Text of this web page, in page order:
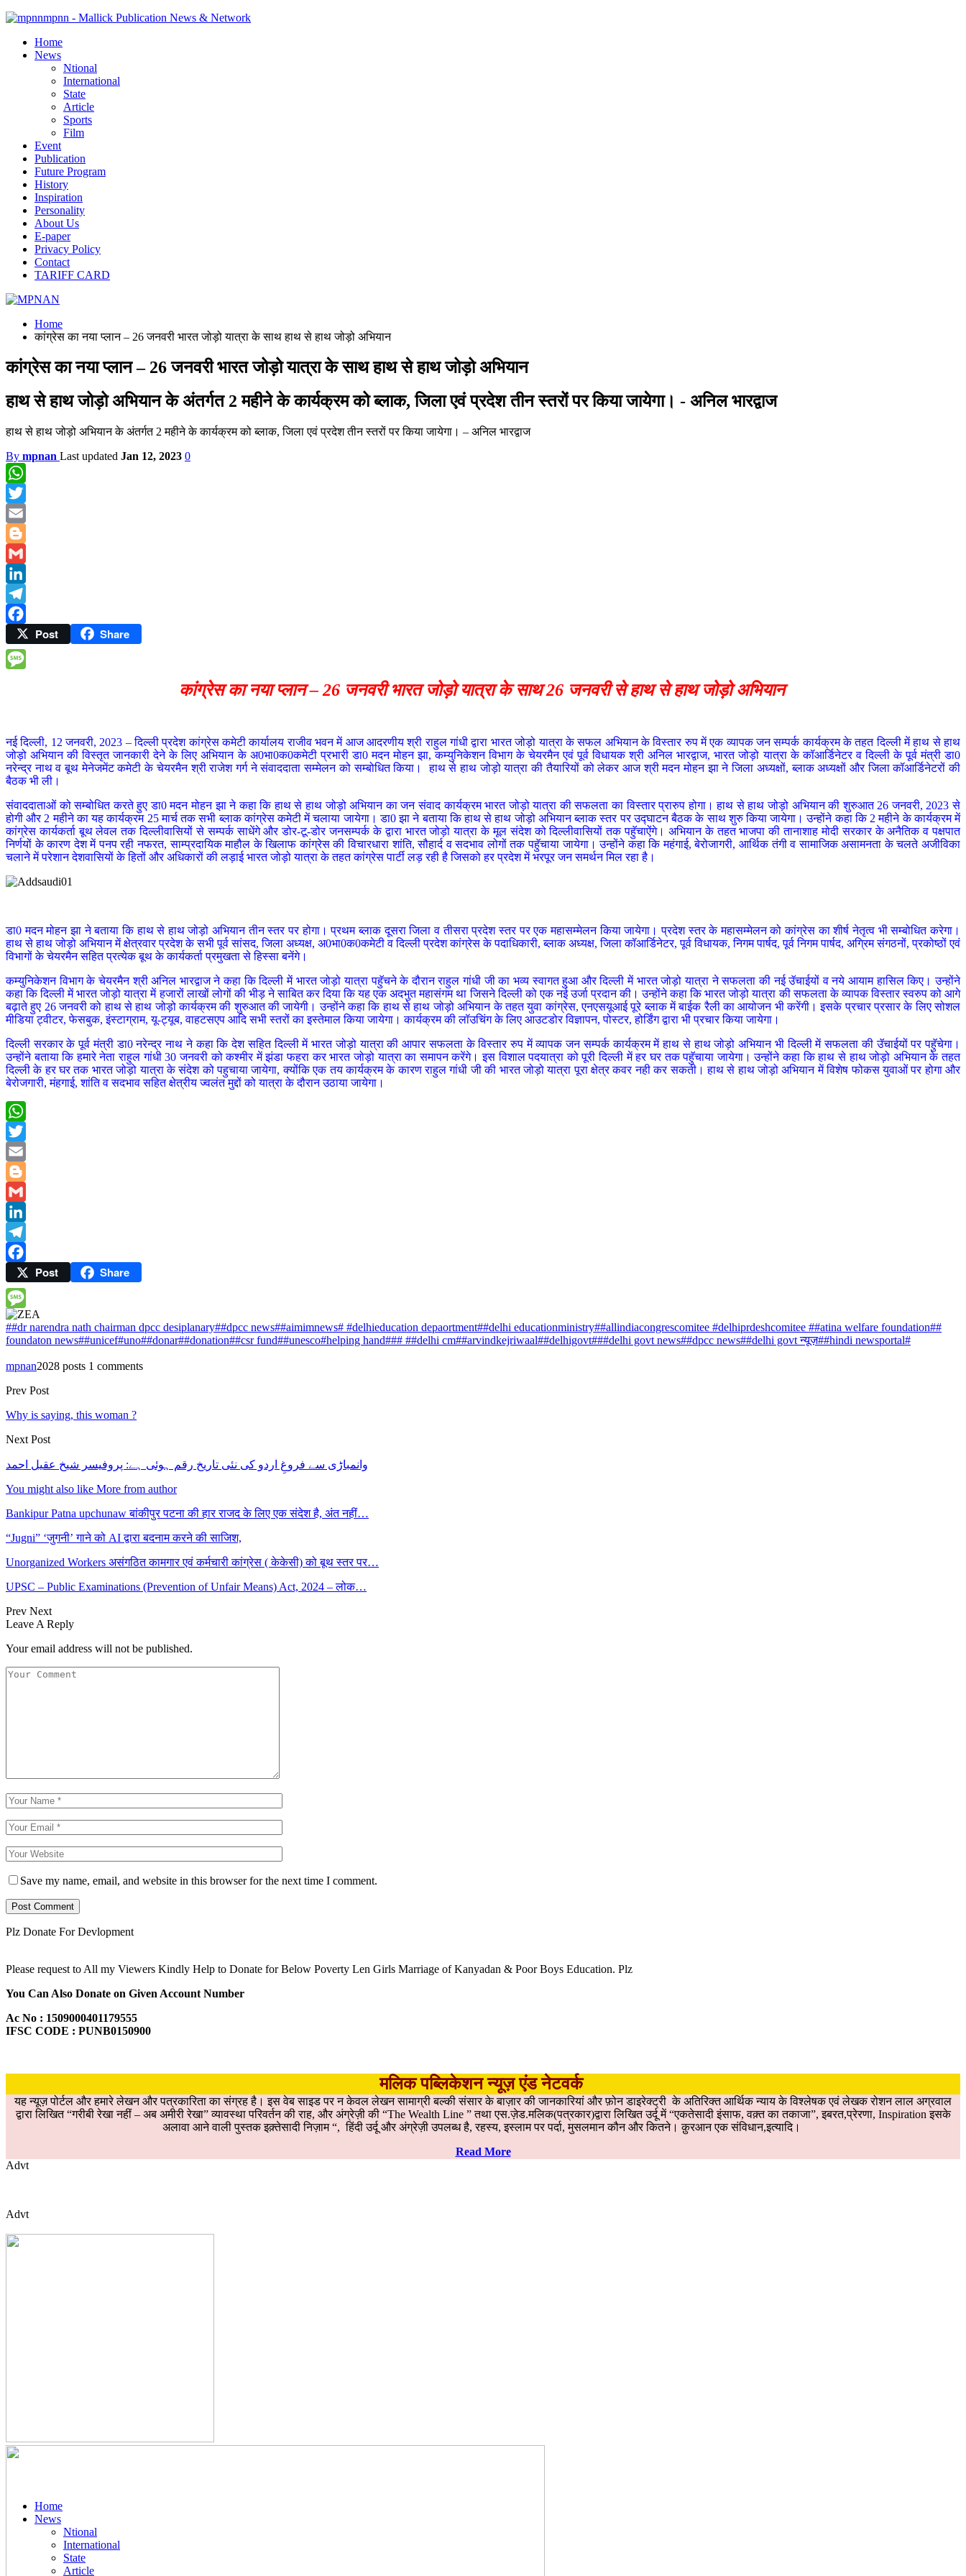
mpnn - Mallick Publication News & Network
Home
News
Ntional
International
State
Article
Sports
Film
Event
Publication
Future Program
History
Inspiration
Personality
About Us
E-paper
Privacy Policy
Contact
TARIFF CARD
Home
कांग्रेस का नया प्लान – 26 जनवरी भारत जोड़ो यात्रा के साथ हाथ से हाथ जोड़ो अभियान
कांग्रेस का नया प्लान – 26 जनवरी भारत जोड़ो यात्रा के साथ हाथ से हाथ जोड़ो अभियान
हाथ से हाथ जोड़ो अभियान के अंतर्गत 2 महीने के कार्यक्रम को ब्लाक, जिला एवं प्रदेश तीन स्तरों पर किया जायेगा। - अनिल भारद्वाज
हाथ से हाथ जोड़ो अभियान के अंतर्गत 2 महीने के कार्यक्रम को ब्लाक, जिला एवं प्रदेश तीन स्तरों पर किया जायेगा। – अनिल भारद्वाज
By mpnan Last updated Jan 12, 2023 0
WhatsApp
Twitter
Email
Blogger
Gmail
LinkedIn
Telegram
Facebook
Post Share
कांग्रेस का नया प्लान – 26 जनवरी भारत जोड़ो यात्रा के साथ26 जनवरी से हाथ से हाथ जोड़ो अभियान
नई दिल्ली, 12 जनवरी, 2023 – दिल्ली प्रदेश कांग्रेस कमेटी कार्यालय राजीव भवन में आज आदरणीय श्री राहुल गांधी द्वारा भारत जोड़ो यात्रा के सफल अभियान के विस्तार रुप में एक व्यापक जन सम्पर्क कार्यक्रम के तहत दिल्ली में हाथ से हाथ
जोड़ो अभियान की विस्तृत जानकारी देने के लिए अभियान के अ0भा0क0कमेटी प्रभारी डा0 मदन मोहन झा, कम्युनिकेशन विभाग के चेयरमैन एवं पूर्व विधायक श्री अनिल भारद्वाज, भारत जोड़ो यात्रा के कॉआर्डिनेटर व दिल्ली के पूर्व मंत्री डा0
नरेन्द्र नाथ व बूथ मेनेजमेंट कमेटी के चेयरमैन श्री राजेश गर्ग ने संवाददाता सम्मेलन को सम्बोधित किया। हाथ से हाथ जोड़ो यात्रा की तैयारियों को लेकर आज श्री मदन मोहन झा ने जिला अध्यक्षों, ब्लाक अध्यक्षों और जिला कॉआर्डिनेटरों की
बैठक भी ली।
संवाददाताओं को सम्बोधित करते हुए डा0 मदन मोहन झा ने कहा कि हाथ से हाथ जोड़ो अभियान का जन संवाद कार्यक्रम भारत जोड़ो यात्रा की सफलता का विस्तार प्रारुप होगा। हाथ से हाथ जोड़ो अभियान की शुरुआत 26 जनवरी, 2023 से
होगी और 2 महीने का यह कार्यक्रम 25 मार्च तक सभी ब्लाक कांग्रेस कमेटी में चलाया जायेगा। डा0 झा ने बताया कि हाथ से हाथ जोड़ो अभियान ब्लाक स्तर पर उद्घाटन बैठक के साथ शुरु किया जायेगा। उन्होंने कहा कि 2 महीने के कार्यक्रम में
कांग्रेस कार्यकर्ता बूथ लेवल तक दिल्लीवासियों से सम्पर्क साधेंगे और डोर-टू-डोर जनसम्पर्क के द्वारा भारत जोड़ो यात्रा के मूल संदेश को दिल्लीवासियों तक पहुॅचाऐंगे। अभियान के तहत भाजपा की तानाशाह मोदी सरकार के अनैतिक व पक्षपात
निर्णयों के कारण देश में पनप रही नफरत, साम्प्रदायिक माहौल के खिलाफ कांग्रेस की विचारधारा शांति, सौहार्द व सदभाव लोगों तक पहुॅचाया जायेगा। उन्होंने कहा कि महंगाई, बेरोजागरी, आर्थिक तंगी व सामाजिक असामनता के चलते अजीविका
चलाने में परेशान देशवासियों के हितों और अधिकारों की लड़ाई भारत जोड़ो यात्रा के तहत कांग्रेस पार्टी लड़ रही है जिसको हर प्रदेश में भरपूर जन समर्थन मिल रहा है।
डा0 मदन मोहन झा ने बताया कि हाथ से हाथ जोड़ो अभियान तीन स्तर पर होगा। प्रथम ब्लाक दूसरा जिला व तीसरा प्रदेश स्तर पर एक महासम्मेलन किया जायेगा। प्रदेश स्तर के महासम्मेलन को कांग्रेस का शीर्ष नेतृत्व भी सम्बोधित करेगा।
हाथ से हाथ जोड़ो अभियान में क्षेत्रवार प्रदेश के सभी पूर्व सांसद, जिला अध्यक्ष, अ0भा0क0कमेटी व दिल्ली प्रदेश कांग्रेस के पदाधिकारी, ब्लाक अध्यक्ष, जिला कॉआर्डिनेटर, पूर्व विधायक, निगम पार्षद, पूर्व निगम पार्षद, अग्रिम संगठनों, प्रकोष्ठों एवं
विभागों के चेयरमैन सहित प्रत्येक बूथ के कार्यकर्ता प्रमुखता से हिस्सा बनेंगे।
कम्युनिकेशन विभाग के चेयरमैन श्री अनिल भारद्वाज ने कहा कि दिल्ली में भारत जोड़ो यात्रा पहुॅचने के दौरान राहुल गांधी जी का भव्य स्वागत हुआ और दिल्ली में भारत जोड़ो यात्रा ने सफलता की नई उॅचाईयों व नये आयाम हासिल किए। उन्होंने
कहा कि दिल्ली में भारत जोड़ो यात्रा में हजारों लाखों लोगों की भीड़ ने साबित कर दिया कि यह एक अदभुत महासंगम था जिसने दिल्ली को एक नई उर्जा प्रदान की। उन्होंने कहा कि भारत जोड़ो यात्रा की सफलता के व्यापक विस्तार स्वरुप को आगे
बढ़ाते हुए 26 जनवरी को हाथ से हाथ जोड़ो कार्यक्रम की शुरुआत की जायेगी। उन्होंने कहा कि हाथ से हाथ जोड़ो अभियान के तहत युवा कांग्रेस, एनएसयूआई पूरे ब्लाक में बाईक रैली का आयोजन भी करेंगी। इसके प्रचार प्रसार के लिए सोशल
मीडिया ट्वीटर, फेसबुक, इंस्टाग्राम, यू-ट्यूब, वाहटसएप आदि सभी स्तरों का इस्तेमाल किया जायेगा। कार्यक्रम की लॉउचिंग के लिए आउटडोर विज्ञापन, पोस्टर, होर्डिंग द्वारा भी प्रचार किया जायेगा।
दिल्ली सरकार के पूर्व मंत्री डा0 नरेन्द्र नाथ ने कहा कि देश सहित दिल्ली में भारत जोड़ो यात्रा की आपार सफलता के विस्तार रुप में व्यापक जन सम्पर्क कार्यक्रम में हाथ से हाथ जोड़ो अभियान भी दिल्ली में सफलता की उॅचाईयों पर पहुॅचेगा।
उन्होंने बताया कि हमारे नेता राहुल गांधी 30 जनवरी को कश्मीर में झंडा फहरा कर भारत जोड़ो यात्रा का समापन करेंगे। इस विशाल पदयात्रा को पूरी दिल्ली में हर घर तक पहुॅचाया जायेगा। उन्होंने कहा कि हाथ से हाथ जोड़ो अभियान के तहत
दिल्ली के हर घर तक भारत जोड़ो यात्रा के संदेश को पहुचाया जायेगा, क्योंकि एक तय कार्यक्रम के कारण राहुल गांधी जी की भारत जोड़ो यात्रा पूरा क्षेत्र कवर नही कर सकती। हाथ से हाथ जोड़ो अभियान में विशेष फोकस युवाओं पर होगा और
बेरोजगारी, मंहगाई, शांति व सदभाव सहित क्षेत्रीय ज्वलंत मुद्दों को यात्रा के दौरान उठाया जायेगा।
WhatsApp
Twitter
Email
Blogger
Gmail
LinkedIn
Telegram
Facebook
Post Share
Message
##dr narendra nath chairman dpcc desiplanary##dpcc news##aimimnews# #delhieducation depaortment##delhi educationministry##allindiacongrescomitee #delhiprdeshcomitee ##atina welfare foundation##
foundaton news##unicef#uno##donar##donation##csr fund##unesco#helping hand### ##delhi cm##arvindkejriwaal##delhigovt###delhi govt news##dpcc news##delhi govt न्यूज़##hindi newsportal#
mpnan2028 posts 1 comments
Prev Post
Why is saying, this woman ?
Next Post
وانمباڑی سے فروغِ اردو کی نئی تاریخ رقم ہوئی ہے: پروفیسر شیخ عقیل احمد
You might also like More from author
Bankipur Patna upchunaw बांकीपुर पटना की हार राजद के लिए एक संदेश है, अंत नहीं…
“Jugni” ‘जुगनी’ गाने को AI द्वारा बदनाम करने की साजिश,
Unorganized Workers असंगठित कामगार एवं कर्मचारी कांग्रेस ( केकेसी) को बूथ स्तर पर…
UPSC – Public Examinations (Prevention of Unfair Means) Act, 2024 – लोक…
Prev Next
Leave A Reply
Your email address will not be published.
Save my name, email, and website in this browser for the next time I comment.
Plz Donate For Devlopment
Please request to All my Viewers Kindly Help to Donate for Below Poverty Len Girls Marriage of Kanyadan & Poor Boys Education. Plz
You Can Also Donate on Given Account Number
Ac No : 1509000401179555
IFSC CODE : PUNB0150900
मलिक पब्लिकेशन न्यूज़ एंड नेटवर्क
यह न्यूज़ पोर्टल और हमारे लेखन और पत्रकारिता का संग्रह है। इस वेब साइड पर न केवल लेखन सामाग्री बल्की संसार के बाज़ार की जानकारियां और फ़ोन डाइरेक्ट्री के अतिरिक्त आर्थिक न्याय के विश्लेषक एवं लेखक रोशन लाल अग्रवाल
द्वारा लिखित “गरीबी रेखा नहीं – अब अमीरी रेखा” व्यावस्था परिवर्तन की राह, और अंग्रेज़ी की “The Wealth Line ” तथा एस.ज़ेड.मलिक(पत्रकार)द्वारा लिखित उर्दू में “एकतेसादी इंसाफ, वक़्त का तकाजा”, इबरत,प्रेरणा, Inspiration इसके
अलावा आने वाली पुस्तक इक़्तेसादी निज़ाम “, हिंदी उर्दू और अंग्रेज़ी उपलब्ध है, रहस्य, इस्लाम पर पर्दा, मुसलमान कौन और कितने। क़ुरआन एक संविधान,इत्यादि।
Read More
Advt
Advt
Home
News
Ntional
International
State
Article